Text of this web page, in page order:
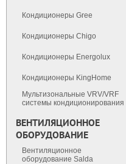
Кондиционеры Gree
Кондиционеры Chigo
Кондиционеры Energolux
Кондиционеры KingHome
Мультизональные VRV/VRF
cистемы кондиционирования
ВЕНТИЛЯЦИОННОЕ
ОБОРУДОВАНИЕ
Вентиляционное
оборудование Salda